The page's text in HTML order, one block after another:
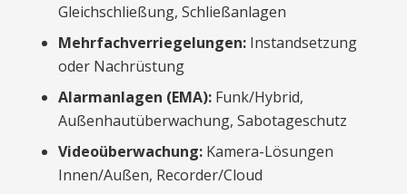
Gleichschließung, Schließanlagen
Mehrfachverriegelungen: Instandsetzung
oder Nachrüstung
Alarmanlagen (EMA): Funk/Hybrid,
Außenhautüberwachung, Sabotageschutz
Videoüberwachung: Kamera-Lösungen
Innen/Außen, Recorder/Cloud